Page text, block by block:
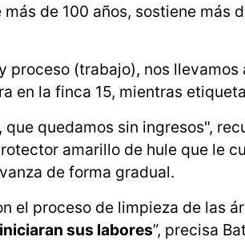
de 100 años, sostiene más
proceso (trabajo), nos llevamos
en la finca 15, mientras
, que quedamos sin ingresos",
amarillo de hule que le
de forma gradual.
el proceso de limpieza de las
sus labores”, precisa